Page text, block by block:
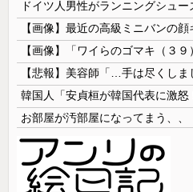
【画像】最近の高級ミニバンの
【画像】「ワイらのゴマキ（３９
【悲報】美容師「…手は尽くし
お部屋が汚部屋になってまう、、